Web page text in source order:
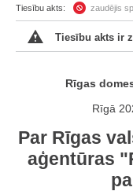
Tiesību akts: zaudējis
Tiesību akts ir
Rīgas
Rīgā
Par Rīgas
aģentūras